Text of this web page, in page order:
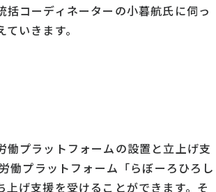
コーディネーターの小暮航氏に伺っ
いきます。
プラットフォームの設置と立上げ支
働プラットフォーム「らぼーろひろし
げ支援を受けることができます。そ